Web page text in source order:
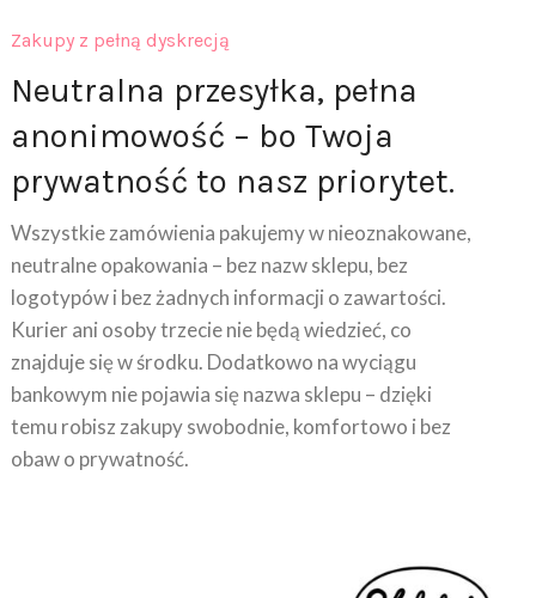
Neutralna przesyłka, pełna
anonimowość – bo Twoja
prywatność to nasz priorytet.
Wszystkie zamówienia pakujemy w nieoznakowane,
neutralne opakowania – bez nazw sklepu, bez
logotypów i bez żadnych informacji o zawartości.
Kurier ani osoby trzecie nie będą wiedzieć, co
znajduje się w środku. Dodatkowo na wyciągu
bankowym nie pojawia się nazwa sklepu – dzięki
temu robisz zakupy swobodnie, komfortowo i bez
obaw o prywatność.